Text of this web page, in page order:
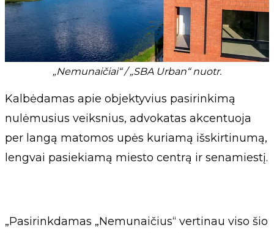
„Nemunaičiai“ / „SBA Urban“ nuotr.
Kalbėdamas apie objektyvius pasirinkimą
nulėmusius veiksnius, advokatas akcentuoja
per langą matomos upės kuriamą išskirtinumą,
lengvai pasiekiamą miesto centrą ir senamiestį.
„Pasirinkdamas „Nemunaičius“ vertinau viso šio